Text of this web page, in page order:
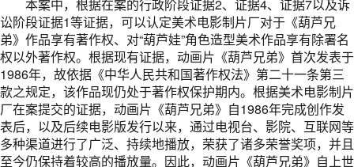
本案中，根据在案的行政阶段证据2、证据4、证据7以及诉
讼阶段证据1等证据，可以认定美术电影制片厂对于《葫芦兄
弟》作品享有著作权、对“葫芦娃”角色造型美术作品享有除署名
权以外著作权。根据现有证据，动画片《葫芦兄弟》首次发表于
1986年，故依据《中华人民共和国著作权法》第二十一条第三
款之规定，该作品现仍处于著作权保护期内。根据美术电影制片
厂在案提交的证据，动画片《葫芦兄弟》自1986年完成创作发
表后，以及后续电影版发行以来，通过电视台、影院、互联网等
多种渠道进行了广泛、持续地播放，荣获了诸多荣誉奖项，并且
至今仍保持着较高的播放量。因此，动画片《葫芦兄弟》自上世